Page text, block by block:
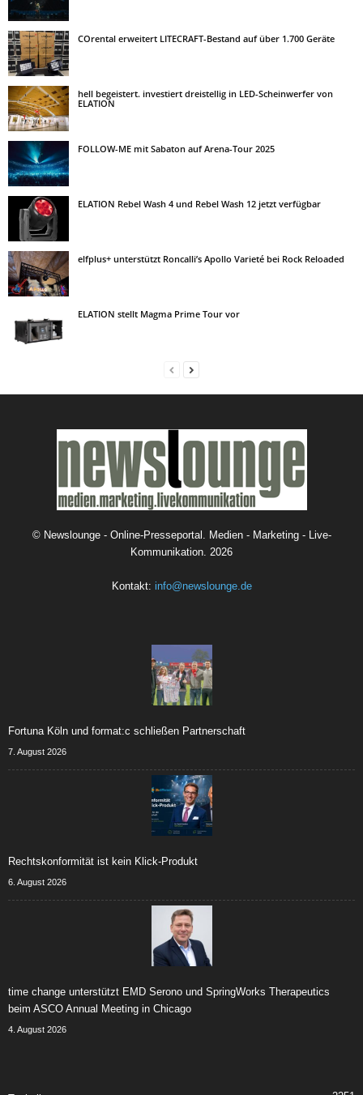
COrental erweitert LITECRAFT-Bestand auf über 1.700 Geräte
hell begeistert. investiert dreistellig in LED-Scheinwerfer von
ELATION
FOLLOW-ME mit Sabaton auf Arena-Tour 2025
ELATION Rebel Wash 4 und Rebel Wash 12 jetzt verfügbar
elfplus+ unterstützt Roncalli’s Apollo Varieté bei Rock Reloaded
ELATION stellt Magma Prime Tour vor
© Newslounge - Online-Presseportal. Medien - Marketing - Live-
Kommunikation. 2026
Kontakt: info@newslounge.de
Fortuna Köln und format:c schließen Partnerschaft
7. August 2026
Rechtskonformität ist kein Klick-Produkt
6. August 2026
time change unterstützt EMD Serono und SpringWorks Therapeutics
beim ASCO Annual Meeting in Chicago
4. August 2026